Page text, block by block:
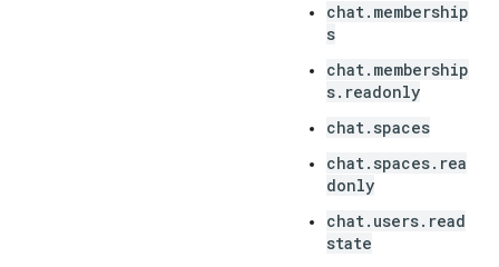
chat.membership
s
chat.membership
s.readonly
chat.spaces
chat.spaces.rea
donly
chat.users.read
state